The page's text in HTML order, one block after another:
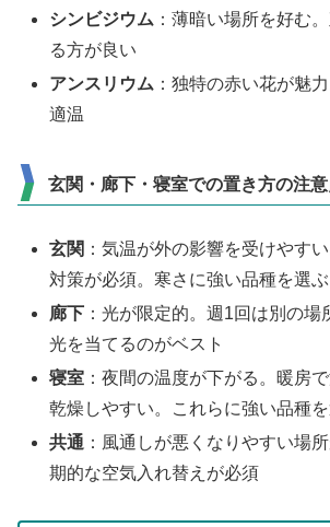
シンビジウム ：薄暗い場所を好む
る方が良い
アンスリウム ：独特の赤い花が魅
適温
玄関・廊下・寝室での置き方の注意
玄関 ：気温が外の影響を受けやす
対策が必須。寒さに強い品種を選ぶ
廊下 ：光が限定的。週1回は別の場
光を当てるのがベスト
寝室 ：夜間の温度が下がる。暖房
乾燥しやすい。これらに強い品種
共通 ：風通しが悪くなりやすい場
期的な空気入れ替えが必須